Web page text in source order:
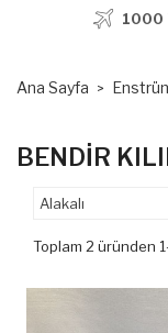
1000
Ana Sayfa
BENDIR
Alakalı
Toplam 2 üründen